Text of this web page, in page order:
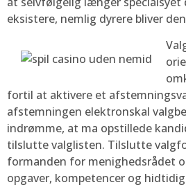
eksistere, nemlig dyrere bliver
fortil at aktivere et
afstemningen elektronskal
indrømme, at ma opstillede
tilslutte valglisten. Tilslutte
formanden for menighedsrådet
opgaver, kompetencer og